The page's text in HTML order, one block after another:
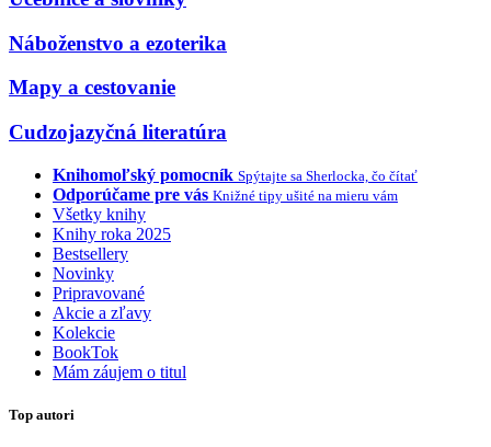
Náboženstvo a ezoterika
Mapy a cestovanie
Cudzojazyčná literatúra
Knihomoľský pomocník Spýtajte sa Sherlocka, čo čítať
Odporúčame pre vás Knižné tipy ušité na mieru vám
Všetky knihy
Knihy roka 2025
Bestsellery
Novinky
Pripravované
Akcie a zľavy
Kolekcie
BookTok
Mám záujem o titul
Top autori